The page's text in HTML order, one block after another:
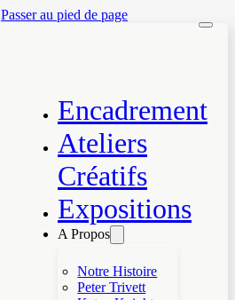
Passer au pied de page
Encadrement
Ateliers
Créatifs
Expositions
A Propos
Notre Histoire
Peter Trivett